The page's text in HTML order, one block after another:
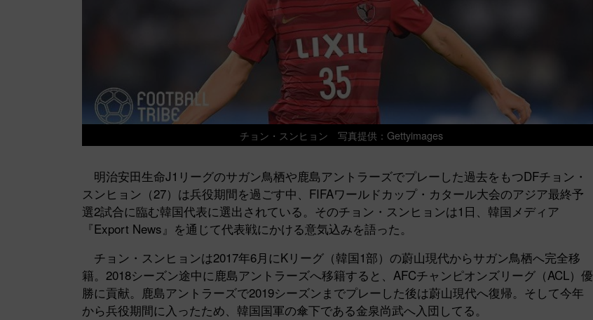
チョン・スンヒョン 写真提供：Gettyimages
明治安田生命J1リーグのサガン鳥栖や鹿島アントラーズでプレーした過去をもつDFチョン・
スンヒョン（27）は兵役期間を過ごす中、FIFAワールドカップ・カタール大会のアジア最終予
選2試合に臨む韓国代表に選出されている。そのチョン・スンヒョンは1日、韓国メディア
『Export News』を通じて代表戦にかける意気込みを語った。
チョン・スンヒョンは2017年6月にKリーグ（韓国1部）の蔚山現代からサガン鳥栖へ完全移
籍。2018シーズン途中に鹿島アントラーズへ移籍すると、AFCチャンピオンズリーグ（ACL）優
勝に貢献。鹿島アントラーズで2019シーズンまでプレーした後は蔚山現代へ復帰。そして今年
から兵役期間に入ったため、韓国国軍の傘下である金泉尚武へ入団してる。